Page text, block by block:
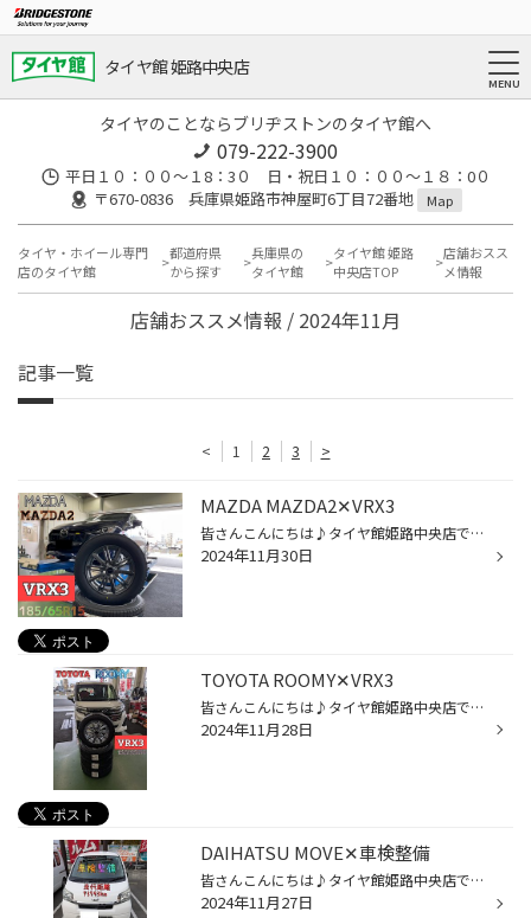
タイヤ館 姫路中央店
タイヤのことならブリヂストンのタイヤ館へ
079-222-3900
平日１０：００～１8：3０ 日・祝日１０：００～１８：0０
〒670-0836 兵庫県姫路市神屋町6丁目72番地
Map
タイヤ・ホイール専門
店のタイヤ館
都道府県
から探す
兵庫県の
タイヤ館
タイヤ館 姫路
中央店TOP
店舗おスス
メ情報
店舗おススメ情報 / 2024年11月
記事一覧
< 1 2 3 >
MAZDA MAZDA2✕VRX3
皆さんこんにちは♪タイヤ館姫路中央店です！ 本日はMAZDA2のスタッドレスタイヤ装着をご紹介致します(*^^*) 今回ご購入頂いたのはBLIZZAK VRX3になります。 BLIZZAK VRX3の詳細はこちら BLIZZAK史上最高の氷上性能を持つVRX3は、凍結時やアイスバーン時にもしっかり止まる、曲がるを実現。 耐摩耗性...
2024年11月30日
TOYOTA ROOMY✕VRX3
皆さんこんにちは♪タイヤ館姫路中央店です！ 少しずつ寒さを実感する今日此の頃ですがいかがお過ごしですか？ 本日はルーミーのスタッドレスタイヤ装着をご紹介致します(*^^*) 今回ご購入頂いたのはBLIZZAK VRX3になります。 BLIZZAK VRX3の詳細はこちら VRX3は最新モデルのスタッドレスタイヤにな...
2024年11月28日
DAIHATSU MOVE✕車検整備
皆さんこんにちは♪タイヤ館姫路中央店です！ 本日はムーブの車検整備をご紹介致します。 今月も多くのご依頼ありがとうございますm(__)m ◆点検・整備メニュー ・24ヶ月法定点検 ・エンジンオイル交換 ・オイルエレメント交換 ・ブレーキオイル交換 ・ワイパー(フロント)交換 ・冷却水添加剤 ・ロア...
2024年11月27日